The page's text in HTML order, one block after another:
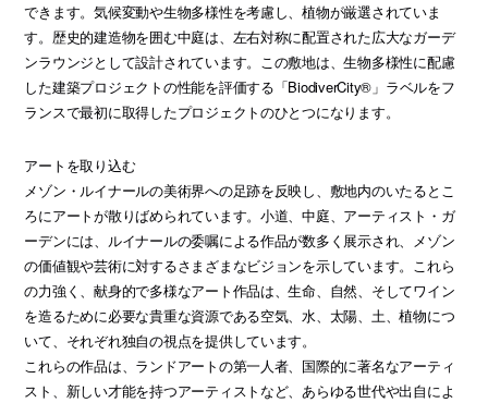
できます。気候変動や生物多様性を考慮し、植物が厳選されていま
す。歴史的建造物を囲む中庭は、左右対称に配置された広大なガーデ
ンラウンジとして設計されています。この敷地は、生物多様性に配慮
した建築プロジェクトの性能を評価する「BiodiverCity®」ラベルをフ
ランスで最初に取得したプロジェクトのひとつになります。
アートを取り込む
メゾン・ルイナールの美術界への足跡を反映し、敷地内のいたるとこ
ろにアートが散りばめられています。小道、中庭、アーティスト・ガ
ーデンには、ルイナールの委嘱による作品が数多く展示され、メゾン
の価値観や芸術に対するさまざまなビジョンを示しています。これら
の力強く、献身的で多様なアート作品は、生命、自然、そしてワイン
を造るために必要な貴重な資源である空気、水、太陽、土、植物につ
いて、それぞれ独自の視点を提供しています。
これらの作品は、ランドアートの第一人者、国際的に著名なアーティ
スト、新しい才能を持つアーティストなど、あらゆる世代や出自によ